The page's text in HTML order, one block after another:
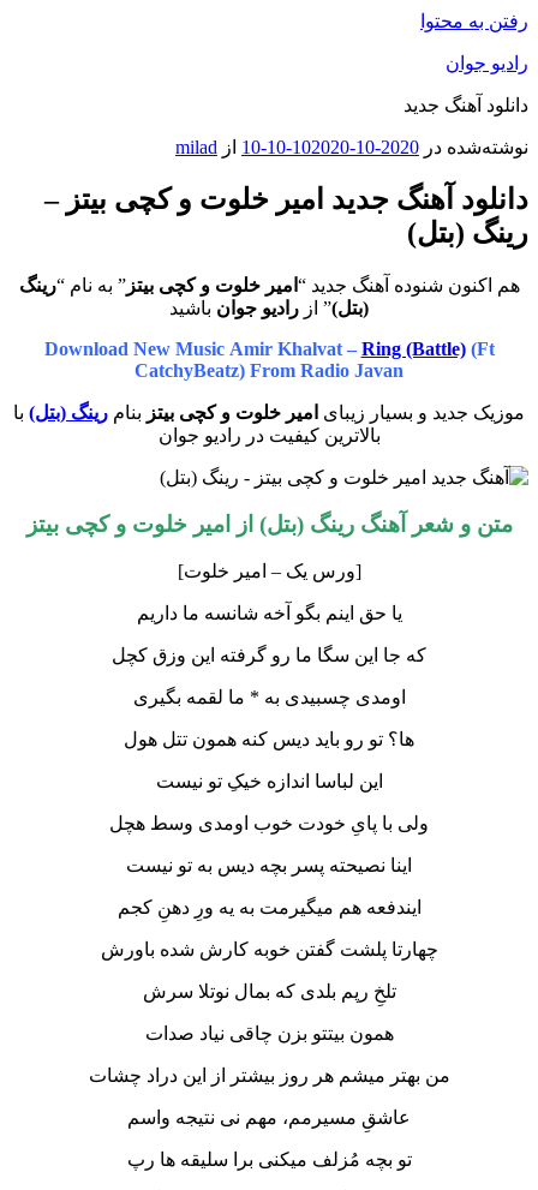
رفتن به محتوا
رادیو جوان
دانلود آهنگ جدید
نوشته‌شده در 2020-10-10
2020-10-10 از milad
دانلود آهنگ جدید امیر خلوت و کچی بیتز –
رینگ (بتل)
هم اکنون شنوده آهنگ جدید “ امیر خلوت و کچی بیتز” به نام “رینگ
(بتل)” از رادیو جوان باشید
Download New Music Amir Khalvat – Ring (Battle)(Ft
CatchyBeatz) From Radio Javan
موزیک جدید و بسیار زیبای امیر خلوت و کچی بیتز بنام رینگ (بتل) با
بالاترین کیفیت در رادیو جوان
متن و شعر آهنگ رینگ (بتل) از امیر خلوت و کچی بیتز
[ورس یک – امیر خلوت]
یا حق اینم بگو آخه شانسه ما داریم
که جا این سگا ما رو گرفته این وزق کچل
اومدی چسبیدی به * ما لقمه بگیری
ها؟ تو رو باید دیس کنه همون تتل هول
این لباسا اندازه خیکِ تو نیست
ولی با پایِ خودت خوب اومدی وسط هچل
اینا نصیحته پسر بچه دیس به تو نیست
ایندفعه هم میگیرمت به یه ورِ دهنِ کجم
چهارتا پلشت گفتن خوبه کارش شده باورش
تلخِ رپم بلدی که بمال نوتلا سرش
همون بیتتو بزن چاقی نیاد صدات
من بهتر میشم هر روز بیشتر از این دراد چشات
عاشقِ مسیرمم، مهم نی نتیجه واسم
تو بچه مُزلف میکنی برا سلیقه ها رپ